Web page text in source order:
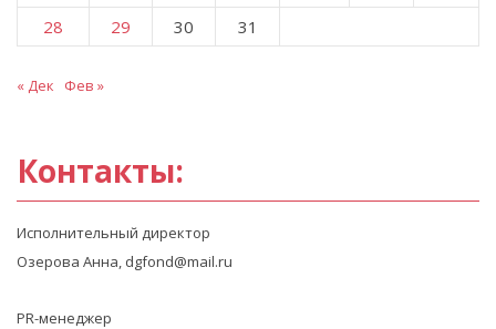
28
29 30 31
« Дек Фев »
Контакты:
Исполнительный директор
Озерова Анна, dgfond@mail.ru
PR-менеджер